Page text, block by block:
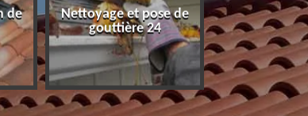
de
Nettoyage et pose de
gouttière 24
Peinture
toiture